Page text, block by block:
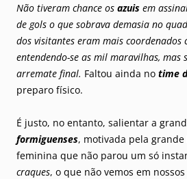
Não tiveram chance os azuis em
de gols o que sobrava demasia no
dos visitantes eram mais coordenados
entendendo-se as mil maravilhas, mas
arremate final. Faltou ainda no time
preparo físico.
É justo, no entanto, salientar a
formiguenses, motivada pela
feminina que não parou um só
craques, o que não vemos em